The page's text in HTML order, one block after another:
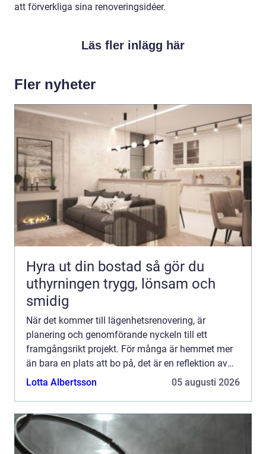
att förverkliga sina renoveringsidéer.
Läs fler inlägg här
Fler nyheter
Hyra ut din bostad så gör du
uthyrningen trygg, lönsam och
smidig
När det kommer till lägenhetsrenovering, är
planering och genomförande nyckeln till ett
framgångsrikt projekt. För många är hemmet mer
än bara en plats att bo på, det är en reflektion av
ens p...
Lotta Albertsson 05 augusti 2026